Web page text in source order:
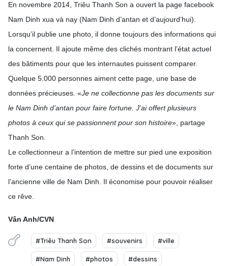
En novembre 2014, Triêu Thanh Son a ouvert la page facebook
Nam Dinh xua và nay (Nam Dinh d’antan et d’aujourd’hui).
Lorsqu’il publie une photo, il donne toujours des informations qui
la concernent. Il ajoute même des clichés montrant l’état actuel
des bâtiments pour que les internautes puissent comparer.
Quelque 5.000 personnes aiment cette page, une base de
données précieuses. «Je ne collectionne pas les documents sur
le Nam Dinh d’antan pour faire fortune. J’ai offert plusieurs
photos à ceux qui se passionnent pour son histoire», partage
Thanh Son.
Le collectionneur a l’intention de mettre sur pied une exposition
forte d’une centaine de photos, de dessins et de documents sur
l’ancienne ville de Nam Dinh. Il économise pour pouvoir réaliser
ce rêve.
Vân Anh/CVN
#Triêu Thanh Son #souvenirs #ville
#Nam Dinh #photos #dessins